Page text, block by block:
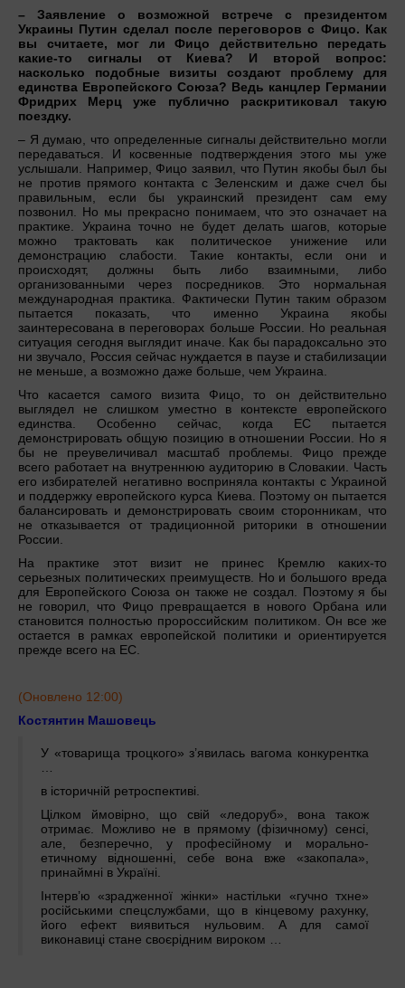
– Заявление о возможной встрече с президентом
Украины Путин сделал после переговоров с Фицо. Как
вы считаете, мог ли Фицо действительно передать
какие-то сигналы от Киева? И второй вопрос:
насколько подобные визиты создают проблему для
единства Европейского Союза? Ведь канцлер Германии
Фридрих Мерц уже публично раскритиковал такую
поездку.
– Я думаю, что определенные сигналы действительно могли
передаваться. И косвенные подтверждения этого мы уже
услышали. Например, Фицо заявил, что Путин якобы был бы
не против прямого контакта с Зеленским и даже счел бы
правильным, если бы украинский президент сам ему
позвонил. Но мы прекрасно понимаем, что это означает на
практике. Украина точно не будет делать шагов, которые
можно трактовать как политическое унижение или
демонстрацию слабости. Такие контакты, если они и
происходят, должны быть либо взаимными, либо
организованными через посредников. Это нормальная
международная практика. Фактически Путин таким образом
пытается показать, что именно Украина якобы
заинтересована в переговорах больше России. Но реальная
ситуация сегодня выглядит иначе. Как бы парадоксально это
ни звучало, Россия сейчас нуждается в паузе и стабилизации
не меньше, а возможно даже больше, чем Украина.
Что касается самого визита Фицо, то он действительно
выглядел не слишком уместно в контексте европейского
единства. Особенно сейчас, когда ЕС пытается
демонстрировать общую позицию в отношении России. Но я
бы не преувеличивал масштаб проблемы. Фицо прежде
всего работает на внутреннюю аудиторию в Словакии. Часть
его избирателей негативно восприняла контакты с Украиной
и поддержку европейского курса Киева. Поэтому он пытается
балансировать и демонстрировать своим сторонникам, что
не отказывается от традиционной риторики в отношении
России.
На практике этот визит не принес Кремлю каких-то
серьезных политических преимуществ. Но и большого вреда
для Европейского Союза он также не создал. Поэтому я бы
не говорил, что Фицо превращается в нового Орбана или
становится полностью пророссийским политиком. Он все же
остается в рамках европейской политики и ориентируется
прежде всего на ЕС.
(Оновлено 12:00)
Костянтин Машовець
У «товарища троцкого» з’явилась вагома конкурентка
…
в історичній ретроспективі.
Цілком ймовірно, що свій «ледоруб», вона також
отримає. Можливо не в прямому (фізичному) сенсі,
але, безперечно, у професійному и морально-
етичному відношенні, себе вона вже «закопала»,
принаймні в Україні.
Інтерв’ю «зрадженної жінки» настільки «гучно тхне»
російськими спецслужбами, що в кінцевому рахунку,
його ефект виявиться нульовим. А для самої
виконавиці стане своєрідним вироком …